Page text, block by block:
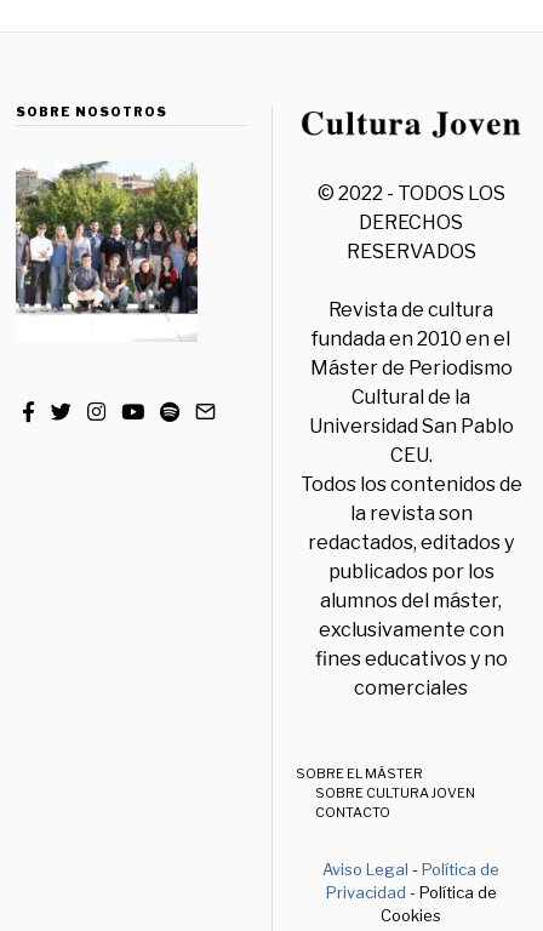
SOBRE NOSOTROS
© 2022 - TODOS LOS
DERECHOS
RESERVADOS
Revista de cultura
fundada en 2010 en el
Máster de Periodismo
Cultural de la
Universidad San Pablo
CEU.
Todos los contenidos de
la revista son
redactados, editados y
publicados por los
alumnos del máster,
exclusivamente con
fines educativos y no
comerciales
SOBRE EL MÁSTER
SOBRE CULTURA JOVEN
CONTACTO
Aviso Legal -Política de
Privacidad - Política de
Cookies